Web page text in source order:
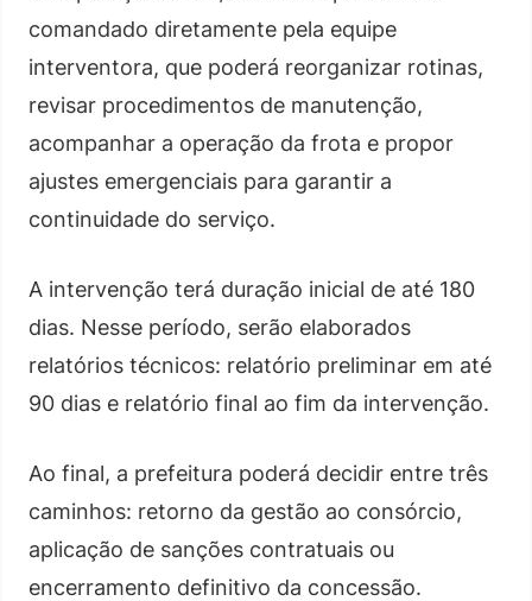
comandado diretamente pela equipe
interventora, que poderá reorganizar rotinas,
revisar procedimentos de manutenção,
acompanhar a operação da frota e propor
ajustes emergenciais para garantir a
continuidade do serviço.
A intervenção terá duração inicial de até 180
dias. Nesse período, serão elaborados
relatórios técnicos: relatório preliminar em até
90 dias e relatório final ao fim da intervenção.
Ao final, a prefeitura poderá decidir entre três
caminhos: retorno da gestão ao consórcio,
aplicação de sanções contratuais ou
encerramento definitivo da concessão.